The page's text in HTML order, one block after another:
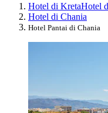
Hotel di KretaHotel
Hotel di Chania
Hotel Pantai di Chania